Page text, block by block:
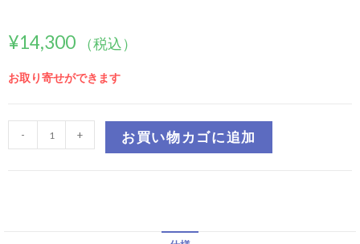
¥14,300 （税込）
お取り寄せができます
- + お買い物カゴに追加